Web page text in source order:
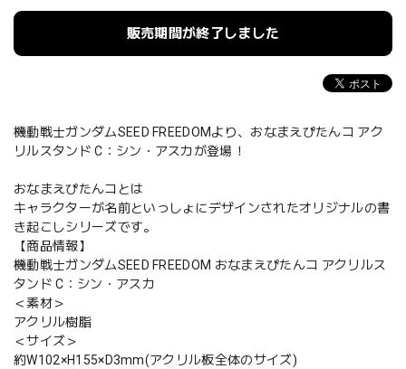
販売期間が終了しました
機動戦士ガンダムSEED FREEDOMより、おなまえぴたんコ アク
リルスタンド C：シン・アスカが登場！
おなまえぴたんコとは
キャラクターが名前といっしょにデザインされたオリジナルの書
き起こしシリーズです。
【商品情報】
機動戦士ガンダムSEED FREEDOM おなまえぴたんコ アクリルス
タンド C：シン・アスカ
＜素材＞
アクリル樹脂
＜サイズ＞
約W102×H155×D3mm(アクリル板全体のサイズ)